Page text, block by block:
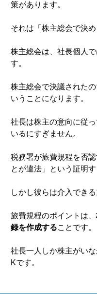
策があります。
それは「株主総会で決め
株主総会は、社長個人
す。
株主総会で決議された
いうことになります。
社長は株主の意向に従
いるにすぎません。
税務署が旅費規程を否
とが違法」という証明
しかし彼らは介入でき
旅費規程のポイントは、
録を作成することです。
社長一人しか株主がい
Kです。